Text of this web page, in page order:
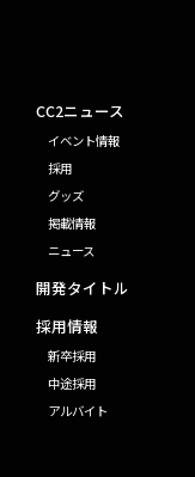
CC2ニュース
イベント情報
採用
グッズ
掲載情報
ニュース
開発タイトル
採用情報
新卒採用
中途採用
アルバイト